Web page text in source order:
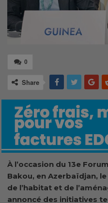
0
Share
À l’occasion du 13e
Bakou, en Azerbaïdjan,
de l’habitat et de
annoncé des initiatives